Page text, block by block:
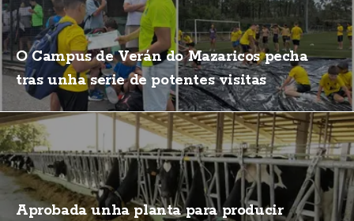
O Campus de Verán do Mazaricos pecha
tras unha serie de potentes visitas
Aprobada unha planta para producir